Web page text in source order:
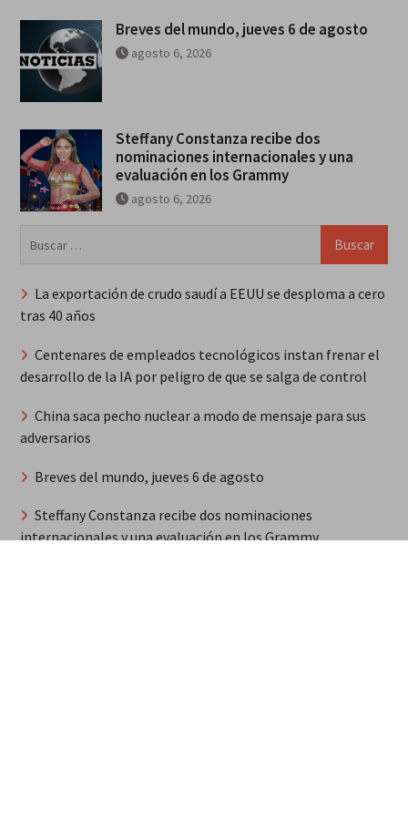
Breves del mundo, jueves 6 de agosto
agosto 6, 2026
Steffany Constanza recibe dos
nominaciones internacionales y una
evaluación en los Grammy
agosto 6, 2026
La exportación de crudo saudí a EEUU se desploma a cero
tras 40 años
Centenares de empleados tecnológicos instan frenar el
desarrollo de la IA por peligro de que se salga de control
China saca pecho nuclear a modo de mensaje para sus
adversarios
Breves del mundo, jueves 6 de agosto
Steffany Constanza recibe dos nominaciones
internacionales y una evaluación en los Grammy